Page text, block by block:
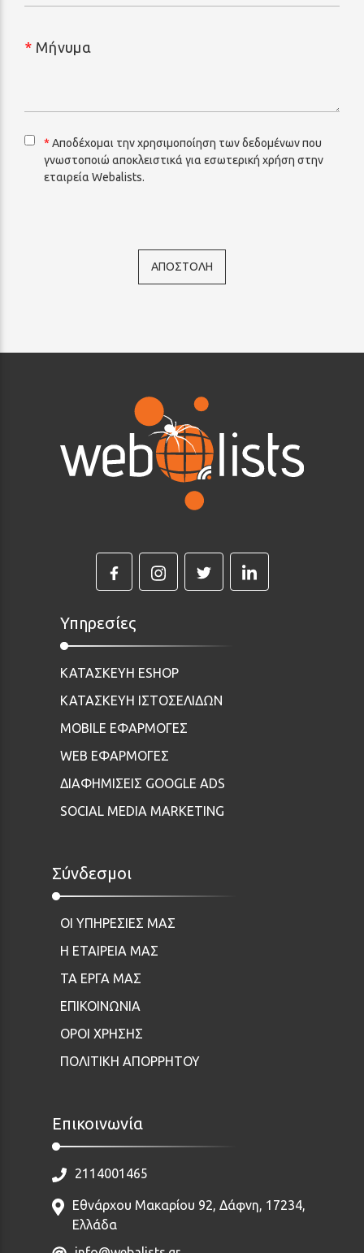
* Μήνυμα
* Αποδέχομαι την χρησιμοποίηση των δεδομένων που
γνωστοποιώ αποκλειστικά για εσωτερική χρήση στην
εταιρεία Webalists.
ΑΠΟΣΤΟΛΗ
Υπηρεσίες
ΚΑΤΑΣΚΕΥΗ ESHOP
ΚΑΤΑΣΚΕΥΗ ΙΣΤΟΣΕΛΙΔΩΝ
MOBILE ΕΦΑΡΜΟΓΕΣ
WEB ΕΦΑΡΜΟΓΕΣ
ΔΙΑΦΗΜΙΣΕΙΣ GOOGLE ADS
SOCIAL MEDIA MARKETING
Σύνδεσμοι
ΟΙ ΥΠΗΡΕΣΙΕΣ ΜΑΣ
Η ΕΤΑΙΡΕΙΑ ΜΑΣ
ΤΑ ΕΡΓΑ ΜΑΣ
ΕΠΙΚΟΙΝΩΝΙΑ
ΟΡΟΙ ΧΡΗΣΗΣ
ΠΟΛΙΤΙΚΗ ΑΠΟΡΡΗΤΟΥ
Επικοινωνία
2114001465
Εθνάρχου Μακαρίου 92, Δάφνη, 17234,
Ελλάδα